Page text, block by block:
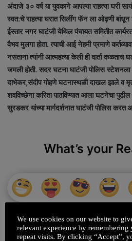
अंदाजे ३० वर्ष या युवकाने आपल्या राहत्या घरी
स्वत:चे राहत्या घरात सिलींग फॅन ला ओढ़णी
ईस्तार नगर घाटंजी येथिल पंचायत समितीत
वैभव मुलगा होता. त्याची आई नेहमी प्रमाणे
नसताना त्यांनी आत्महत्या केली ही वार्ता कळताच
जमली होती. सदर घटना घाटंजी पोलिस स्टेशनला
दाभेकर,संदीप गोहणे घटनास्थळी दाखल झाले व
शवविच्छेना करिता पाठविण्यात आला घटनेचा
सुरडकर यांच्या मार्गदर्शनात घाटंजी पोलिस करत
What’s your
मुख्य संपादक : संजय पांडे
We use cookies on our website to
relevant experience by remembering
repeat visits. By clicking “Accept”,